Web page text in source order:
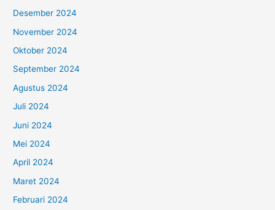
Desember 2024
November 2024
Oktober 2024
September 2024
Agustus 2024
Juli 2024
Juni 2024
Mei 2024
April 2024
Maret 2024
Februari 2024